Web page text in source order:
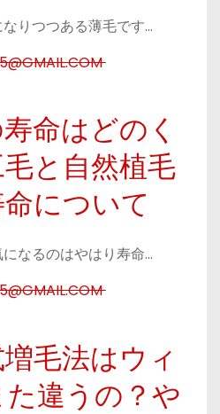
りつつある薄毛です…
命はどのく
と自然植毛
について
なるのはやはり寿命…
毛法はウィ
違うの？や